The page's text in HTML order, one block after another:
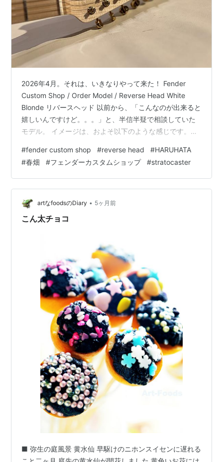
2026年4月。それは、いきなりやって来た！ Fender
Custom Shop / Order Model / Reverse Head White
Blonde リバースヘッド 以前から、「こんなのが出来ると
嬉しいんですけど。。。」と、半信半疑で相談していた
モデル。 イメージは、およそ以下のような感じです。
トラトをベースに 指板ラディアスをコンパウンドラディ
アスに。 フレットをジャンボフレットに。 ピックアップ
を３SからSSHに変更。 リアとフロントのピックアップ
を同時に鳴らせるようにしたい。 まあ、相手はFender
Custom…
#fender custom shop #reverse head #HARUHATA
#春畑 #フェンダーカスタムショップ #stratocaster
artなfoodsのDiary • 5ヶ月前
こん太チョコ
■ 弥生の庭風景 黄水仙 早駆けのニホンスイセンに遅れる